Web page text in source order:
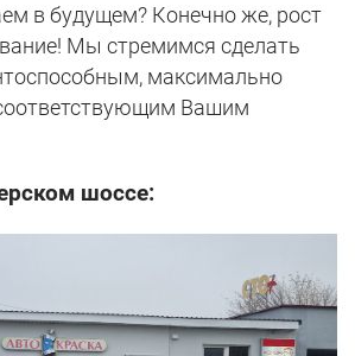
в будущем? Конечно же, рост
Мы стремимся сделать
максимально
Вашим
шоссе: